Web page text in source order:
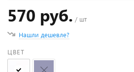
570 руб. / шт
Нашли дешевле?
ЦВЕТ